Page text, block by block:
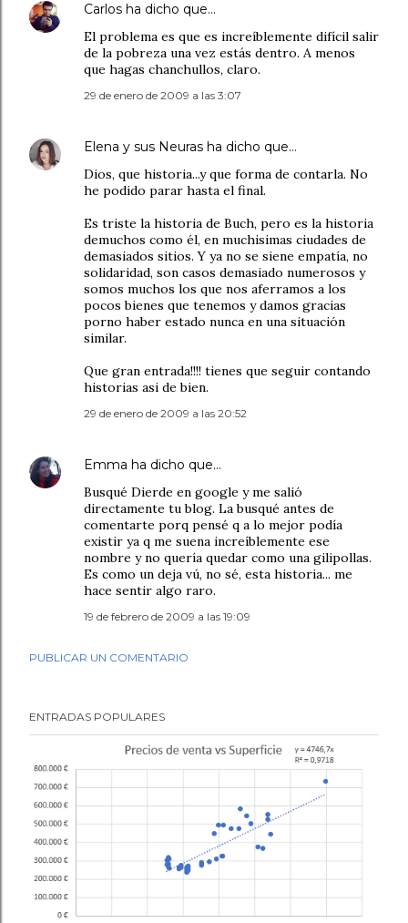
Carlos ha dicho que…
El problema es que es increíblemente difícil salir
de la pobreza una vez estás dentro. A menos
que hagas chanchullos, claro.
29 de enero de 2009 a las 3:07
Elena y sus Neuras ha dicho que…
Dios, que historia...y que forma de contarla. No
he podido parar hasta el final.
Es triste la historia de Buch, pero es la historia
demuchos como él, en muchisimas ciudades de
demasiados sitios. Y ya no se siene empatía, no
solidaridad, son casos demasiado numerosos y
somos muchos los que nos aferramos a los
pocos bienes que tenemos y damos gracias
porno haber estado nunca en una situación
similar.
Que gran entrada!!!! tienes que seguir contando
historias asi de bien.
29 de enero de 2009 a las 20:52
Emma ha dicho que…
Busqué Dierde en google y me salió
directamente tu blog. La busqué antes de
comentarte porq pensé q a lo mejor podía
existir ya q me suena increíblemente ese
nombre y no quería quedar como una gilipollas.
Es como un deja vú, no sé, esta historia... me
hace sentir algo raro.
19 de febrero de 2009 a las 19:09
PUBLICAR UN COMENTARIO
ENTRADAS POPULARES